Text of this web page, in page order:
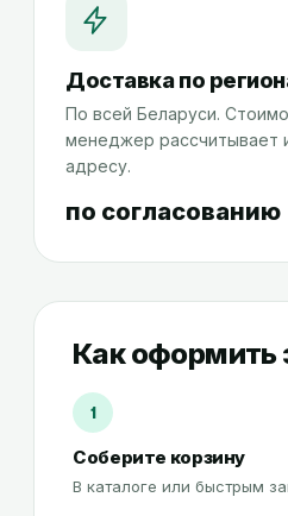
Доставка по
По всей Беларуси.
менеджер рассчитывает
адресу.
по согласованию
Как оформить
1
Соберите корзину
В каталоге или быстрым